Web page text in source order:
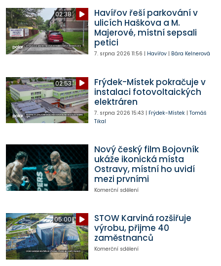
02:38
Havířov řeší parkování v
ulicích Haškova a M.
Majerové, místní sepsali
petici
7. srpna 2026 11:56 | Havířov| Bára Kelnerová
02:53
Frýdek-Místek pokračuje v
instalaci fotovoltaických
elektráren
7. srpna 2026 15:43 | Frýdek-Místek| Tomáš
Tikal
Nový český film Bojovník
ukáže ikonická místa
Ostravy, místní ho uvidí
mezi prvními
Komerční sdělení
05:00
STOW Karviná rozšiřuje
výrobu, přijme 40
zaměstnanců
Komerční sdělení